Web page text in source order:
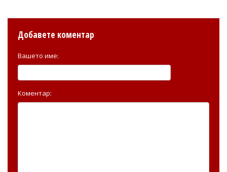
Добавете коментар
Вашето име:
Коментар: